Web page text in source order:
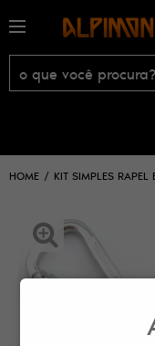
HOME KIT SIMPLES